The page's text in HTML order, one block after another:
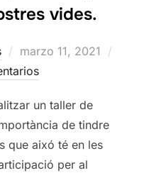
vides.
Publicado
el
marzo 11, 2021
un taller de
de tindre
que aixó té en les
per al